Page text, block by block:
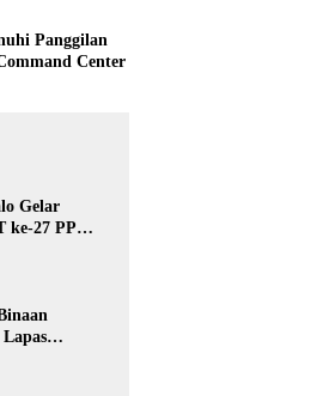
Panggilan
Center
Gelar
ke-27 PP